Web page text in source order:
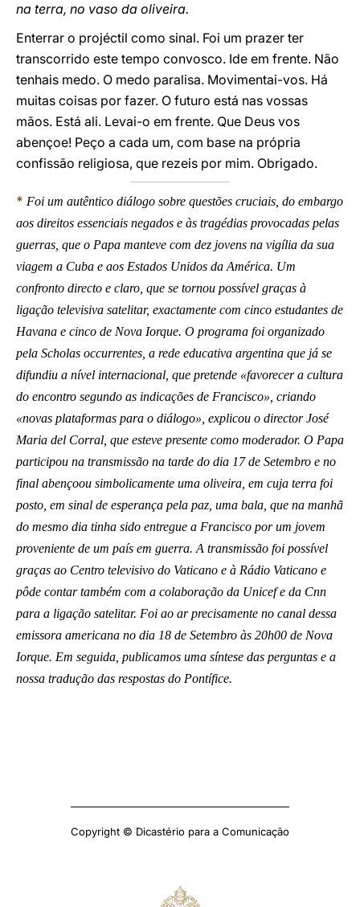
na terra, no vaso da oliveira.
Enterrar o projéctil como sinal. Foi um prazer ter
transcorrido este tempo convosco. Ide em frente. Não
tenhais medo. O medo paralisa. Movimentai-vos. Há
muitas coisas por fazer. O futuro está nas vossas
mãos. Está ali. Levai-o em frente. Que Deus vos
abençoe! Peço a cada um, com base na própria
confissão religiosa, que rezeis por mim. Obrigado.
* Foi um autêntico diálogo sobre questões cruciais, do embargo
aos direitos essenciais negados e às tragédias provocadas pelas
guerras, que o Papa manteve com dez jovens na vigília da sua
viagem a Cuba e aos Estados Unidos da América. Um
confronto directo e claro, que se tornou possível graças à
ligação televisiva satelitar, exactamente com cinco estudantes de
Havana e cinco de Nova Iorque. O programa foi organizado
pela Scholas occurrentes, a rede educativa argentina que já se
difundiu a nível internacional, que pretende «favorecer a cultura
do encontro segundo as indicações de Francisco», criando
«novas plataformas para o diálogo», explicou o director José
Maria del Corral, que esteve presente como moderador. O Papa
participou na transmissão na tarde do dia 17 de Setembro e no
final abençoou simbolicamente uma oliveira, em cuja terra foi
posto, em sinal de esperança pela paz, uma bala, que na manhã
do mesmo dia tinha sido entregue a Francisco por um jovem
proveniente de um país em guerra. A transmissão foi possível
graças ao Centro televisivo do Vaticano e à Rádio Vaticano e
pôde contar também com a colaboração da Unicef e da Cnn
para a ligação satelitar. Foi ao ar precisamente no canal dessa
emissora americana no dia 18 de Setembro às 20h00 de Nova
Iorque. Em seguida, publicamos uma síntese das perguntas e a
nossa tradução das respostas do Pontífice.
Copyright © Dicastério para a Comunicação